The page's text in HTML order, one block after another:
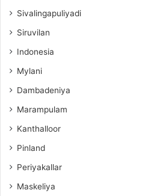
Sivalingapuliyadi
Siruvilan
Indonesia
Mylani
Dambadeniya
Marampulam
Kanthalloor
Pinland
Periyakallar
Maskeliya